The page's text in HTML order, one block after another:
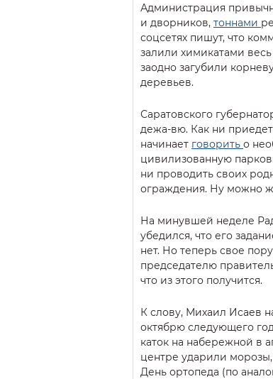
Администрация
и дворников, тоннами
соцсетях пишут, что
залили химикатами
заодно загубили
деревьев.
Саратовского
дежа-вю. Как ни
начинает говорить о
цивилизованную
ни проводить своих
ограждения. Ну можно
На минувшей неделе
убедился, что его
нет. Но теперь свое
председателю
что из этого получится.
К слову, Михаил Исаев
октябрю следующего
каток на набережной в
центре ударили
День ортопеда (по